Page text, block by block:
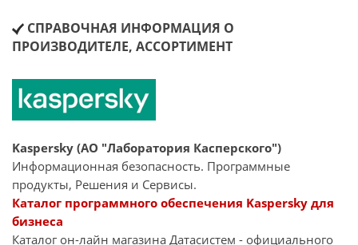
СПРАВОЧНАЯ ИНФОРМАЦИЯ О
ПРОИЗВОДИТЕЛЕ, АССОРТИМЕНТ
Kaspersky (АО "Лаборатория Касперского")
Информационная безопасность. Программные
продукты, Решения и Сервисы.
Каталог программного обеспечения Kaspersky для
бизнеса
Каталог он-лайн магазина Датасиcтем - официального